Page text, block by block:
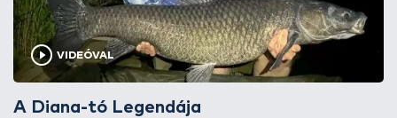
VIDEÓVAL
A Diana-tó Legendája